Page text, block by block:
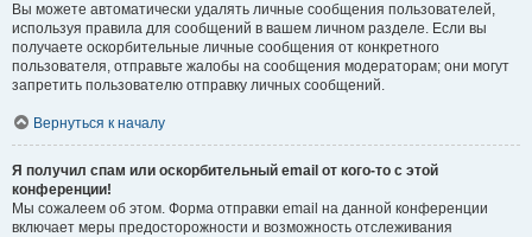
Вы можете автоматически удалять личные сообщения пользователей,
используя правила для сообщений в вашем личном разделе. Если вы
получаете оскорбительные личные сообщения от конкретного
пользователя, отправьте жалобы на сообщения модераторам; они могут
запретить пользователю отправку личных сообщений.
Вернуться к началу
Я получил спам или оскорбительный email от кого-то с этой
конференции!
Мы сожалеем об этом. Форма отправки email на данной конференции
включает меры предосторожности и возможность отслеживания